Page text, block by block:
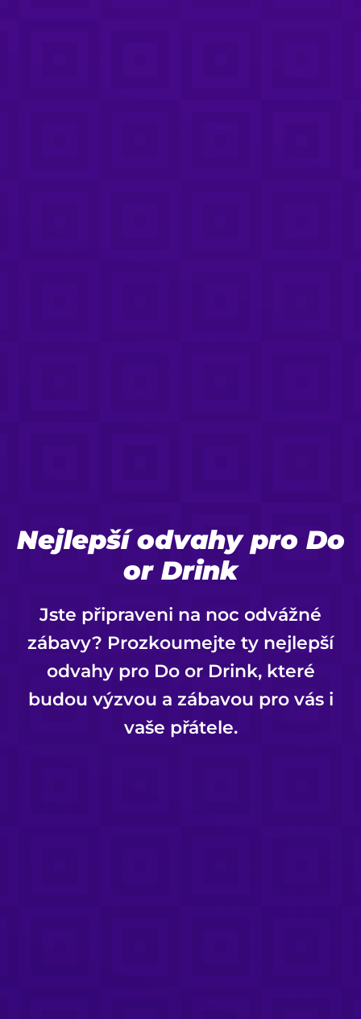
Nejlepší odvahy pro Do
or Drink
Jste připraveni na noc odvážné
zábavy? Prozkoumejte ty nejlepší
odvahy pro Do or Drink, které
budou výzvou a zábavou pro vás i
vaše přátele.